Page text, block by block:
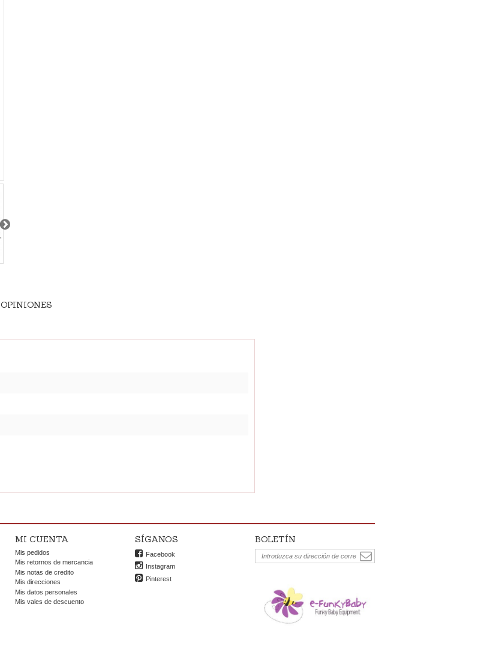
OPINIONES
MI CUENTA
Mis pedidos
Mis retornos de mercancia
Mis notas de credito
Mis direcciones
Mis datos personales
Mis vales de descuento
BOLETÍN
SÍGANOS
Facebook
Instagram
Pinterest